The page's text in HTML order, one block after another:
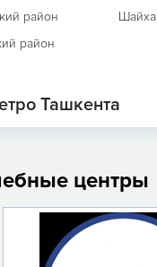
район
район
Ташкента
центры